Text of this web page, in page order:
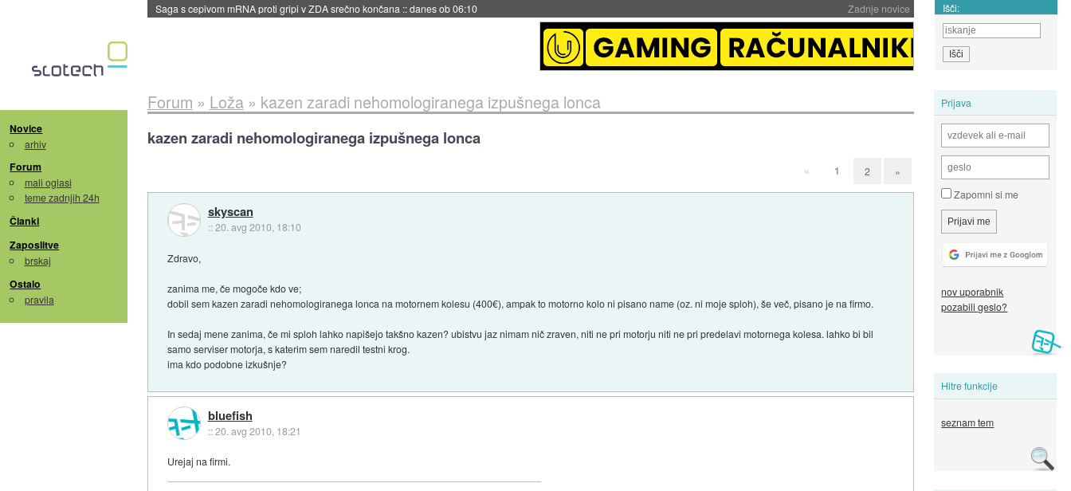
Zadnje novice
BMW v vozilih začel predvajati reklame::danes ob 06:09 Išči:
Novice
arhiv
Forum
mali oglasi
teme zadnjih 24h
Članki
Zaposlitve
brskaj
Ostalo
pravila
Prijava
Zapomni si me
nov uporabnik
pozabili geslo?
Hitre funkcije
seznam tem
Forum » Loža» kazen zaradi nehomologiranega izpušnega lonca
kazen zaradi nehomologiranega izpušnega lonca
« 1 2 »
skyscan
::20. avg 2010, 18:10
Zdravo,
zanima me, če mogoče kdo ve;
dobil sem kazen zaradi nehomologiranega lonca na motornem kolesu (400€), ampak to motorno kolo ni pisano name (oz. ni moje sploh), še več, pisano je na firmo.
In sedaj mene zanima, če mi sploh lahko napišejo takšno kazen? ubistvu jaz nimam nič zraven, niti ne pri motorju niti ne pri predelavi motornega kolesa. lahko bi bil
samo serviser motorja, s katerim sem naredil testni krog.
ima kdo podobne izkušnje?
bluefish
::20. avg 2010, 18:21
Urejaj na firmi.